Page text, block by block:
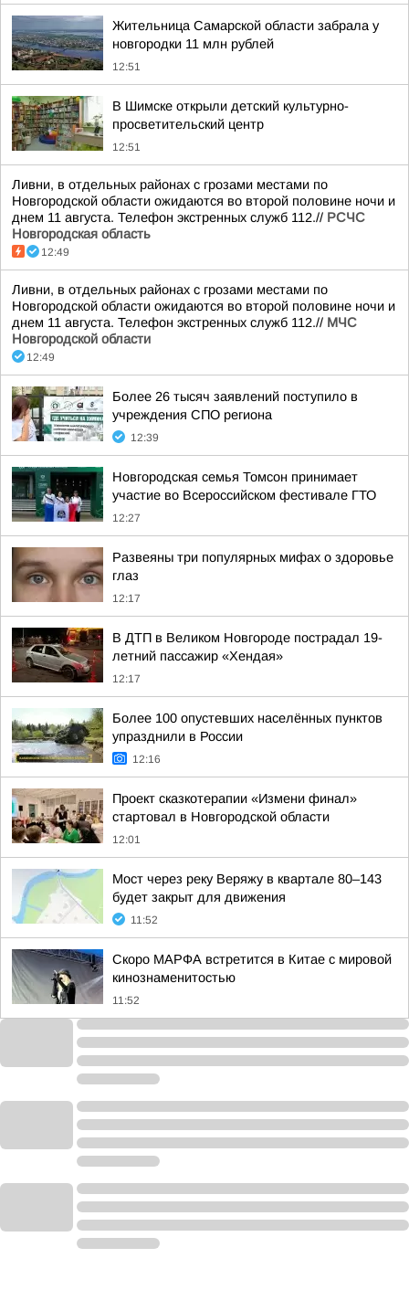
Жительница Самарской области забрала у
новгородки 11 млн рублей
12:51
В Шимске открыли детский культурно-
просветительский центр
12:51
Ливни, в отдельных районах с грозами местами по
Новгородской области ожидаются во второй половине ночи и
днем 11 августа. Телефон экстренных служб 112.// РСЧС
Новгородская область
12:49
Ливни, в отдельных районах с грозами местами по
Новгородской области ожидаются во второй половине ночи и
днем 11 августа. Телефон экстренных служб 112.// МЧС
Новгородской области
12:49
Более 26 тысяч заявлений поступило в
учреждения СПО региона
12:39
Новгородская семья Томсон принимает
участие во Всероссийском фестивале ГТО
12:27
Развеяны три популярных мифах о здоровье
глаз
12:17
В ДТП в Великом Новгороде пострадал 19-
летний пассажир «Хендая»
12:17
Более 100 опустевших населённых пунктов
упразднили в России
12:16
Проект сказкотерапии «Измени финал»
стартовал в Новгородской области
12:01
Мост через реку Веряжу в квартале 80–143
будет закрыт для движения
11:52
Скоро МАРФА встретится в Китае с мировой
кинознаменитостью
11:52